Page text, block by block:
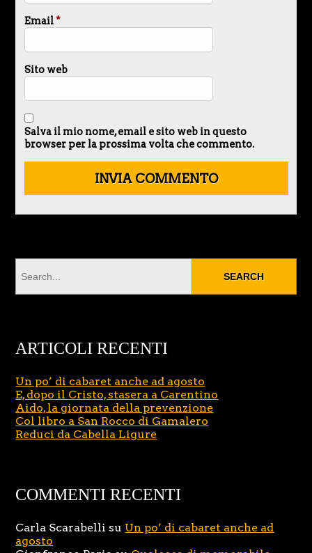
Email*
Sito web
Salva il mio nome, email e sito web in questo
browser per la prossima volta che commento.
ARTICOLI RECENTI
Un po’ di cabaret anche ad agosto
E, dopo il Cristo, stasera a Carentino
Aido, la giornata della prevenzione
Col libro a San Rocco di Gamalero
Reduci da Cabella Ligure
COMMENTI RECENTI
Carla Scarabelli su Un po’ di cabaret anche ad
agosto